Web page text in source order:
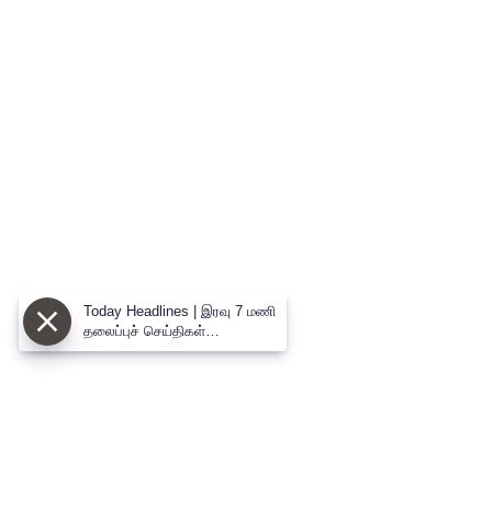
Today Headlines | இரவு 7 மணி
தலைப்புச் செய்திகள்
(09.08.2026) | 7 PM Headlines